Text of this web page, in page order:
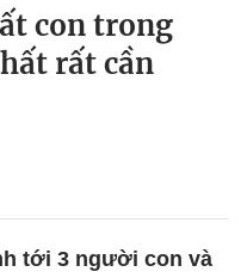
con trong
rất cần
tới 3 người con và